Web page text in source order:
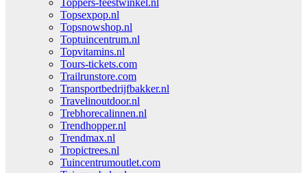
Toppers-feestwinkel.nl
Topsexpop.nl
Topsnowshop.nl
Toptuincentrum.nl
Topvitamins.nl
Tours-tickets.com
Trailrunstore.com
Transportbedrijfbakker.nl
Travelinoutdoor.nl
Trebhorecalinnen.nl
Trendhopper.nl
Trendmax.nl
Tropictrees.nl
Tuincentrumoutlet.com